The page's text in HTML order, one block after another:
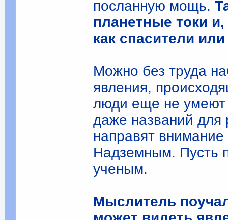
посланную мощь.
планетные токи
как спасители
Можно без труда
явления,
люди еще не умеют
даже названий
направят
Надземным. Пусть
ученым.
Мыслитель